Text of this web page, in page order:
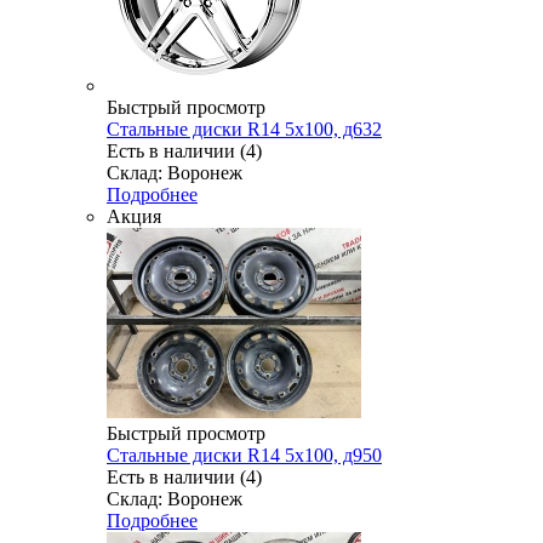
Быстрый просмотр
Стальные диски R14 5x100, д632
Есть в наличии (4)
Склад: Воронеж
Подробнее
Акция
Быстрый просмотр
Стальные диски R14 5x100, д950
Есть в наличии (4)
Склад: Воронеж
Подробнее